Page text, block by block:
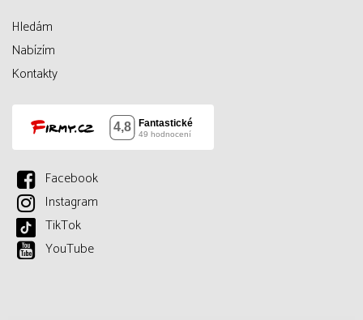
Hledám
Nabízím
Kontakty
Facebook
Instagram
TikTok
YouTube